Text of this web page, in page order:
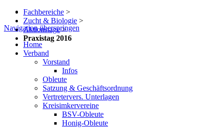
Fachbereiche >
Zucht & Biologie >
Aktionstage >
Praxistag 2016
Navigation überspringen
Home
Verband
Vorstand
Infos
Obleute
Satzung & Geschäftsordnung
Vertretervers. Unterlagen
Kreisimkervereine
BSV-Obleute
Honig-Obleute